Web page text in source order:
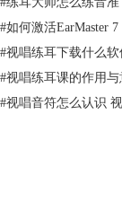
更常见的是使用高音
八度。由于许多人阅
#如何激活EarMaster 7
#视唱练耳下载什么
#视唱练耳课的作用
#视唱音符怎么认识